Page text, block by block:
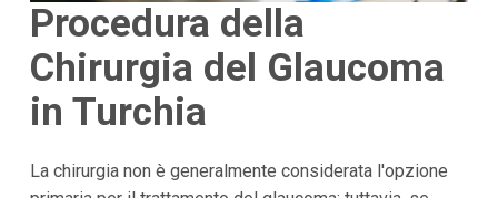
Procedura della
Chirurgia del Glaucoma
in Turchia
La chirurgia non è generalmente considerata l'opzione